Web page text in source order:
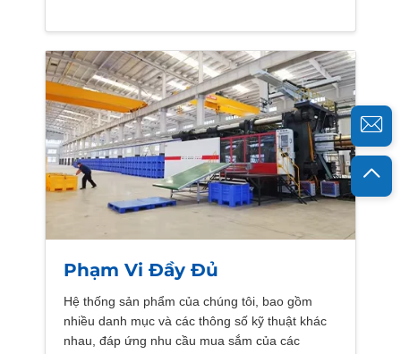
Phạm Vi Đầy Đủ
Hệ thống sản phẩm của chúng tôi, bao gồm
nhiều danh mục và các thông số kỹ thuật khác
nhau, đáp ứng nhu cầu mua sắm của các